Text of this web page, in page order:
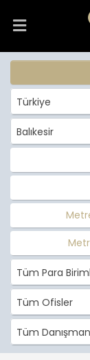
Türkiye
Balıkesir
Tüm Para
Tüm Ofisler
Tüm